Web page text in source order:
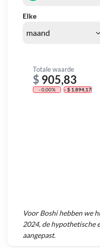
Elke
Totale waarde
$ 905,83
- 0,00% - $ 1.894,17
VoorBoshihebben we
2024, de hypothetische
aangepast.